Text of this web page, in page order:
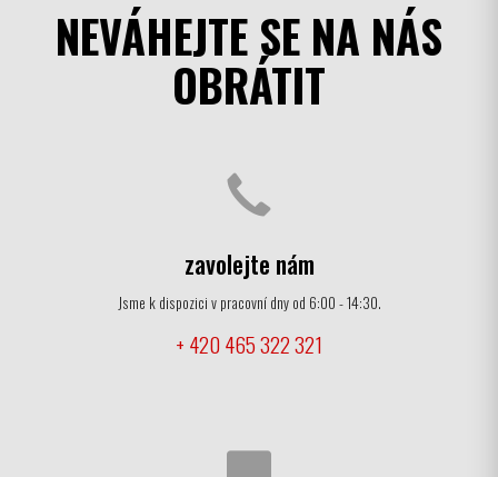
NEVÁHEJTE SE NA NÁS
OBRÁTIT
zavolejte nám
Jsme k dispozici v pracovní dny od 6:00 - 14:30.
+ 420 465 322 321